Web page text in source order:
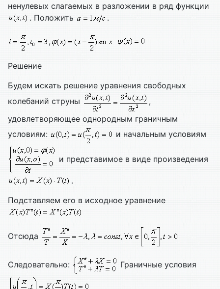
ненулевых слагаемых в разложении в ряд функции
. Положить
.
,
Решение
Будем искать решение уравнения свободных
колебаний струны
,
удовлетворяющее однородным граничным
условиям:
и начальным условиям
и представимое в виде произведения
.
Подставляем его в исходное уравнение
Отсюда
Следовательно: Граничные условия